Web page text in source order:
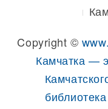
Copyright ©
Камчатка —